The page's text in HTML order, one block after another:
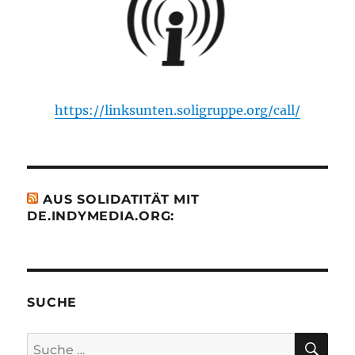
https://linksunten.soligruppe.org/call/
AUS SOLIDATITÄT MIT
DE.INDYMEDIA.ORG:
SUCHE
Suche